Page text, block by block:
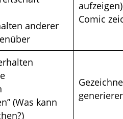
anderer
Comic
(Was kann